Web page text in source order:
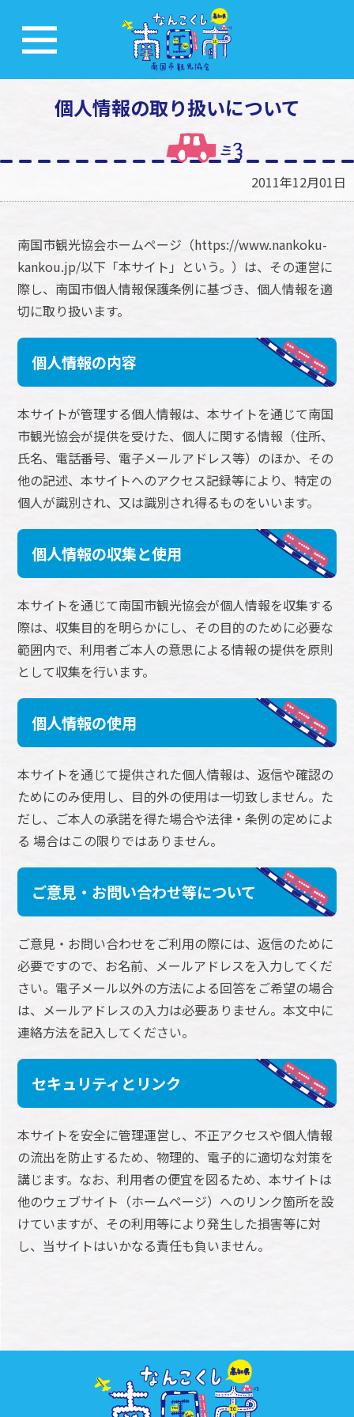
個人情報の取り扱いについて
2011年12月01日
南国市観光協会ホームページ（https://www.nankoku-
kankou.jp/以下「本サイト」という。）は、その運営に
際し、南国市個人情報保護条例に基づき、個人情報を適
切に取り扱います。
個人情報の内容
本サイトが管理する個人情報は、本サイトを通じて南国
市観光協会が提供を受けた、個人に関する情報（住所、
氏名、電話番号、電子メールアドレス等）のほか、その
他の記述、本サイトへのアクセス記録等により、特定の
個人が識別され、又は識別され得るものをいいます。
個人情報の収集と使用
本サイトを通じて南国市観光協会が個人情報を収集する
際は、収集目的を明らかにし、その目的のために必要な
範囲内で、利用者ご本人の意思による情報の提供を原則
として収集を行います。
個人情報の使用
本サイトを通じて提供された個人情報は、返信や確認の
ためにのみ使用し、目的外の使用は一切致しません。た
だし、ご本人の承諾を得た場合や法律・条例の定めによ
る 場合はこの限りではありません。
ご意見・お問い合わせ等について
ご意見・お問い合わせをご利用の際には、返信のために
必要ですので、お名前、メールアドレスを入力してくだ
さい。電子メール以外の方法による回答をご希望の場合
は、メールアドレスの入力は必要ありません。本文中に
連絡方法を記入してください。
セキュリティとリンク
本サイトを安全に管理運営し、不正アクセスや個人情報
の流出を防止するため、物理的、電子的に適切な対策を
講じます。なお、利用者の便宜を図るため、本サイトは
他のウェブサイト（ホームページ）へのリンク箇所を設
けていますが、その利用等により発生した損害等に対
し、当サイトはいかなる責任も負いません。